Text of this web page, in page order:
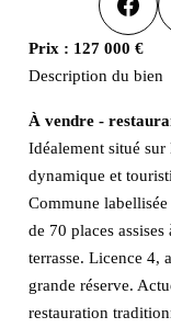
Prix : 127 000 €
Description du bien
À vendre -
Idéalement situé
dynamique et
Commune
de 70 places
terrasse. Licence 4,
grande réserve.
restauration